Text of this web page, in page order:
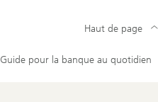
Guide pour la banque au quotidien
Haut de page